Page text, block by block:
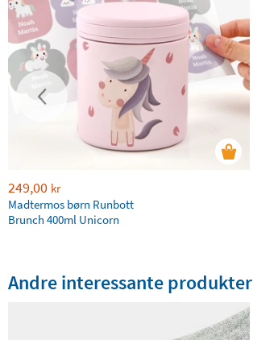
249,00 kr
Madtermos børn Runbott
Brunch 400ml Unicorn
Andre interessante produkter